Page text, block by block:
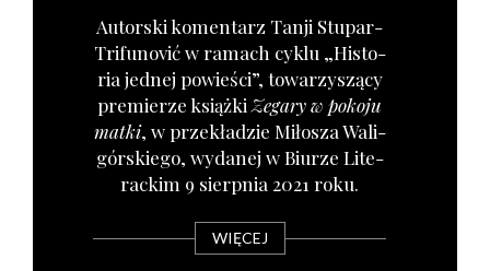
Autor­ski komen­tarz Tan­ji Stu­par-
Tri­fu­no­vić w ramach cyklu „Histo­
ria jed­nej powie­ści”, towa­rzy­szą­cy
pre­mie­rze książ­kiZega­ry w poko­ju
mat­ki, w prze­kła­dzie Miło­sza Wali­
gór­skie­go, wyda­nej w Biu­rze Lite­
rac­kim 9 sierp­nia 2021 roku.
WIĘCEJ